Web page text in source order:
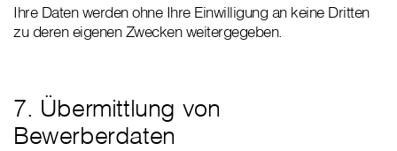
Ihre Daten werden ohne Ihre Einwilligung an keine Dritten
zu deren eigenen Zwecken weitergegeben.
7. Übermittlung von
Bewerberdaten